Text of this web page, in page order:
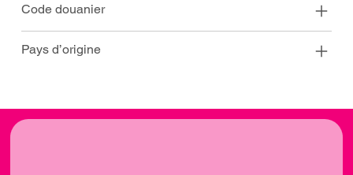
Code douanier
Pays d’origine